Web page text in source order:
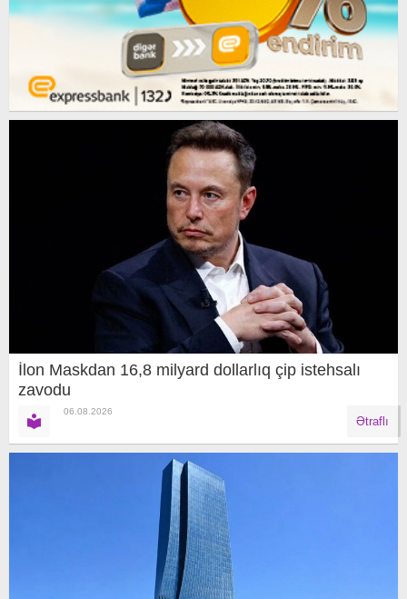
İlon Maskdan 16,8 milyard dollarlıq çip istehsalı
zavodu
06.08.2026
Ətraflı